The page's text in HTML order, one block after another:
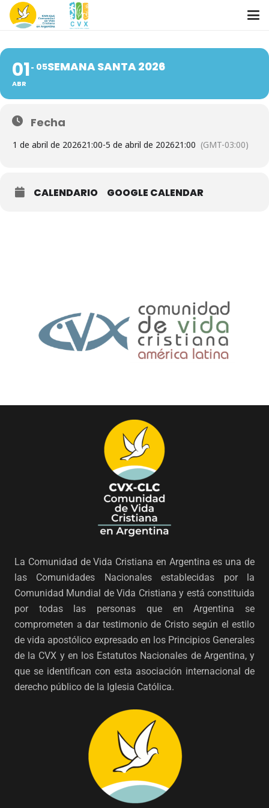
SEMANA SANTA 2026
01
ABR
05SEMANA SANTA 2026
Fecha
1 de abril de 202621:00-5 de abril de 202621:00 (GMT-03:00)
CALENDARIO GOOGLE CALENDAR
La Comunidad de Vida Cristiana en Argentina es una de
las Comunidades Nacionales establecidas por la
Comunidad Mundial de Vida Cristiana y está constituida
por todas las personas que en Argentina se
comprometen a dar testimonio de Cristo según el estilo
de vida apostólico expresado en los Principios Generales
de la CVX y en los Estatutos Nacionales de Argentina, y
que se identifican con esta asociación internacional de
derecho público de la Iglesia Católica.